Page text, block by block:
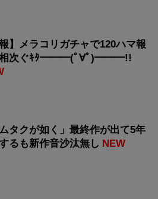
報】メラコリガチャで120ハマ報
相次ぐｷﾀ━━━(ﾟ∀ﾟ)━━━!!
ムタクが如く」最終作が出て5年
るも新作音沙汰無し NEW